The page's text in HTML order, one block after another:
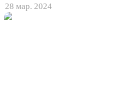
28 мар. 2024